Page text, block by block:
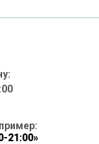
21:00»